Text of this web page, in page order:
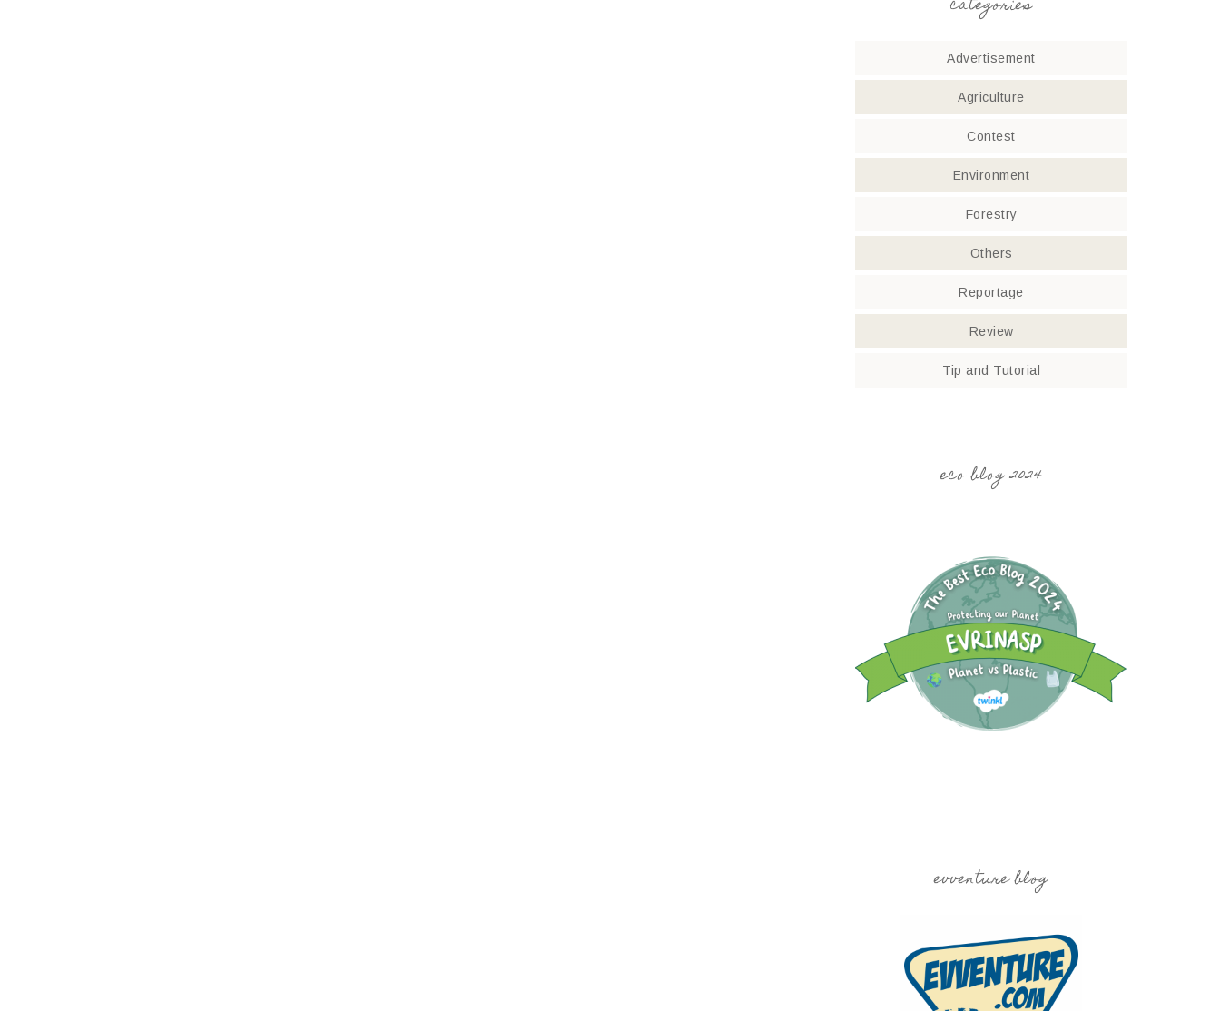
categories
Advertisement
Agriculture
Contest
Environment
Forestry
Others
Reportage
Review
Tip and Tutorial
eco blog 2024
evventure blog